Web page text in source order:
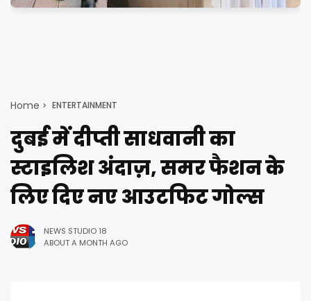
Home ENTERTAINMENT
दुबई में दीप्ती साधवानी का
स्टाइलिश अंदाज़, समर फैशन के
लिए दिए नए आउटफिट गोल्स
NEWS STUDIO 18
ABOUT A MONTH AGO